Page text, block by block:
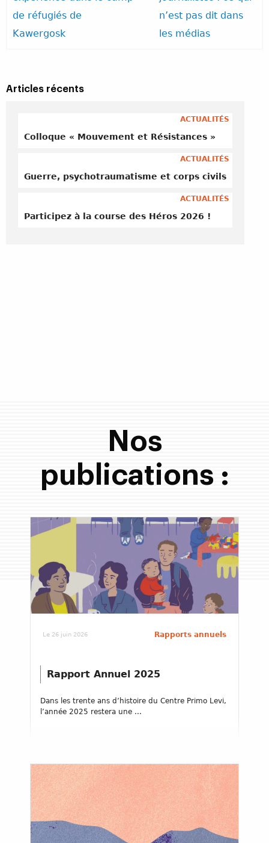
de réfugiés de
Kawergosk
n’est pas dit dans
les médias
Articles récents
ACTUALITÉS
Colloque « Mouvement et Résistances »
ACTUALITÉS
Guerre, psychotraumatisme et corps civils
ACTUALITÉS
Participez à la course des Héros 2026 !
Nos
publications :
Le 26 juin 2026 Rapports annuels
Rapport Annuel 2025
Dans les trente ans d’histoire du Centre Primo Levi,
l’année 2025 restera une ...